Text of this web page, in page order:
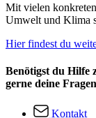
Mit vielen
Umwelt und Klima
Hier findest du
Benötigst du Hilfe
gerne deine
Kontakt